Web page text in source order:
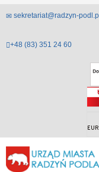
sekretariat@radzyn-podl.pl
+48 (83) 351 24 60